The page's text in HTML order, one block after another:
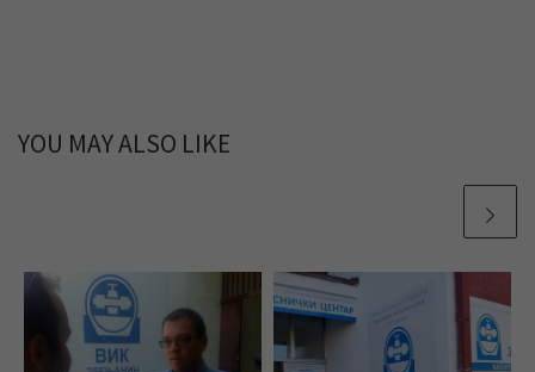
YOU MAY ALSO LIKE